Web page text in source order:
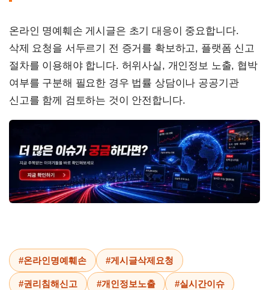
온라인 명예훼손 게시글은 초기 대응이 중요합니다.
삭제 요청을 서두르기 전 증거를 확보하고, 플랫폼 신고
절차를 이용해야 합니다. 허위사실, 개인정보 노출, 협박
여부를 구분해 필요한 경우 법률 상담이나 공공기관
신고를 함께 검토하는 것이 안전합니다.
#온라인명예훼손 #게시글삭제요청
#권리침해신고 #개인정보노출 #실시간이슈